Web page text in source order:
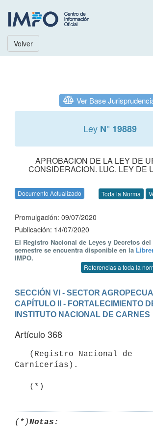
Volver
Ver Base
Ley N° 19889
APROBACION DE LA LEY DE
CONSIDERACION. LUC. LEY DE
Documento Actualizado Toda la Norma
Promulgación: 09/07/2020
Publicación: 14/07/2020
El Registro Nacional de Leyes y Decretos del
semestre se encuentra disponible en la
IMPO.
Referencias a toda la
SECCIÓN VI - SECTOR
CAPÍTULO II - FORTALECIMIENTO
INSTITUTO NACIONAL DE CARNES
Artículo 368
Carnicerías).
(*)Notas: